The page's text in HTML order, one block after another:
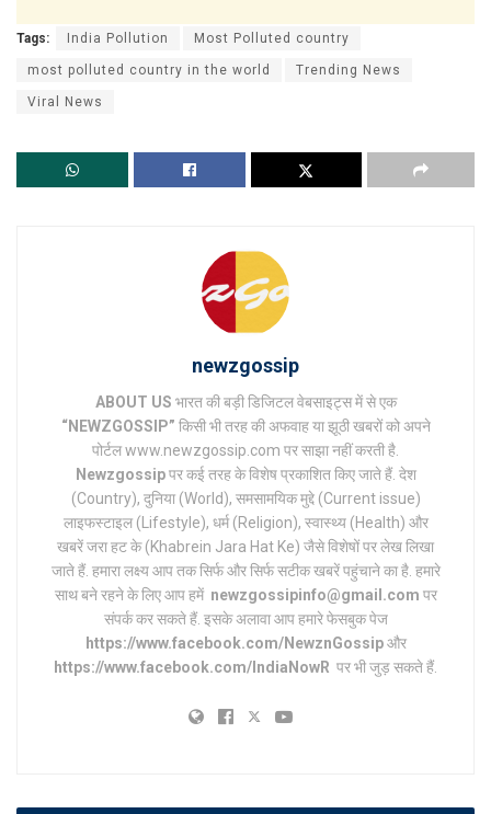
Tags: India Pollution Most Polluted country
most polluted country in the world Trending News
Viral News
newzgossip
ABOUT US भारत की बड़ी डिजिटल वेबसाइट्स में से एक
“NEWZGOSSIP” किसी भी तरह की अफवाह या झूठी खबरों को अपने
पोर्टल www.newzgossip.com पर साझा नहीं करती है.
Newzgossipपर कई तरह के विशेष प्रकाशित किए जाते हैं. देश
(Country), दुनिया (World), समसामयिक मुद्दे (Current issue)
लाइफस्टाइल (Lifestyle), धर्म (Religion), स्वास्थ्य (Health) और
खबरें जरा हट के (Khabrein Jara Hat Ke) जैसे विशेषों पर लेख लिखा
जाते हैं. हमारा लक्ष्य आप तक सिर्फ और सिर्फ सटीक खबरें पहुंचाने का है. हमारे
साथ बने रहने के लिए आप हमें newzgossipinfo@gmail.com पर
संपर्क कर सकते हैं. इसके अलावा आप हमारे फेसबुक पेज
https://www.facebook.com/NewznGossipऔर
https://www.facebook.com/IndiaNowR पर भी जुड़ सकते हैं.